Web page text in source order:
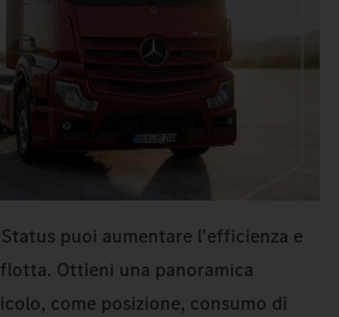
puoi aumentare l'efficienza e
Ottieni una panoramica
come posizione, consumo di